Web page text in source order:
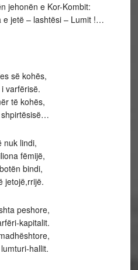
jehonën e Kor-Kombit:
e jetë – lashtësi – Lumit !…
së kohës,
varfërisë.
të kohës,
shpirtësisë…
nuk lindi,
fëmijë,
bindi,
jetojë,rrijë.
peshore,
kapitalit.
hallit.